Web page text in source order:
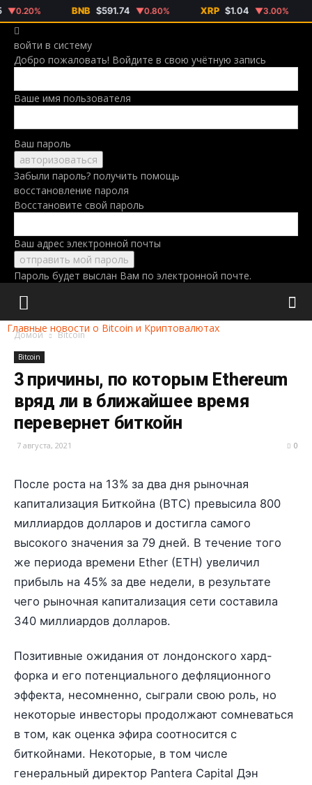
BNB $591.74 ▼0.80% XRP $1.04 ▼3.00%
войти в систему
Добро пожаловать! Войдите в свою учётную запись
Ваше имя пользователя
Ваш пароль
Забыли пароль? получить помощь
восстановление пароля
Восстановите свой пароль
Ваш адрес электронной почты
Пароль будет выслан Вам по электронной почте.
Главные новости о Bitcoin и Криптовалютах
Домой Bitcoin
Bitcoin
3 причины, по которым Ethereum
вряд ли в ближайшее время
перевернет биткойн
7 августа, 2021 0
После роста на 13% за два дня рыночная
капитализация Биткойна (BTC) превысила 800
миллиардов долларов и достигла самого
высокого значения за 79 дней. В течение того
же периода времени Ether (ETH) увеличил
прибыль на 45% за две недели, в результате
чего рыночная капитализация сети составила
340 миллиардов долларов.
Позитивные ожидания от лондонского хард-
форка и его потенциального дефляционного
эффекта, несомненно, сыграли свою роль, но
некоторые инвесторы продолжают сомневаться
в том, как оценка эфира соотносится с
биткойнами. Некоторые, в том числе
генеральный директор Pantera Capital Дэн